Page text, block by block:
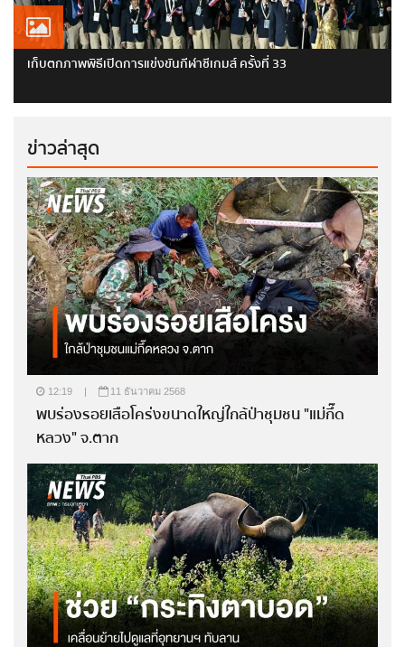
เก็บตกภาพพิธีเปิดการแข่งขันกีฬาซีเกมส์ ครั้งที่ 33
ข่าวล่าสุด
12:19 | 11 ธันวาคม 2568
พบร่องรอยเสือโคร่งขนาดใหญ่ใกล้ป่าชุมชน "แม่กึ๊ด
หลวง" จ.ตาก